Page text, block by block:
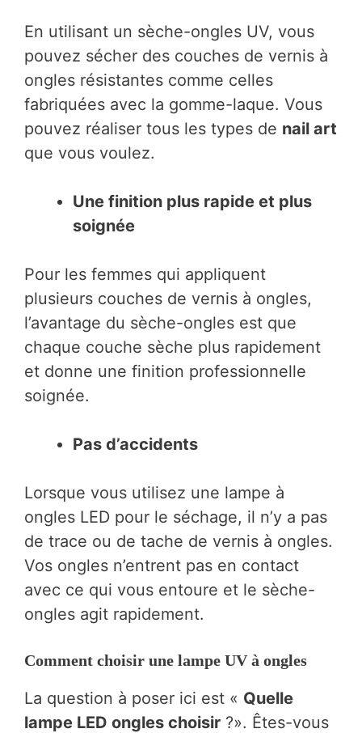
En utilisant un sèche-ongles UV, vous
pouvez sécher des couches de vernis à
ongles résistantes comme celles
fabriquées avec la gomme-laque. Vous
pouvez réaliser tous les types de nail art
que vous voulez.
Une finition plus rapide et plus
soignée
Pour les femmes qui appliquent
plusieurs couches de vernis à ongles,
l’avantage du sèche-ongles est que
chaque couche sèche plus rapidement
et donne une finition professionnelle
soignée.
Pas d’accidents
Lorsque vous utilisez une lampe à
ongles LED pour le séchage, il n’y a pas
de trace ou de tache de vernis à ongles.
Vos ongles n’entrent pas en contact
avec ce qui vous entoure et le sèche-
ongles agit rapidement.
Comment choisir une lampe UV à ongles
La question à poser ici est « Quelle
lampe LED ongles choisir ?». Êtes-vous